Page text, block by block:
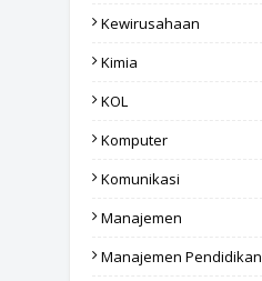
Kewirusahaan
Kimia
KOL
Komputer
Komunikasi
Manajemen
Manajemen Pendidikan